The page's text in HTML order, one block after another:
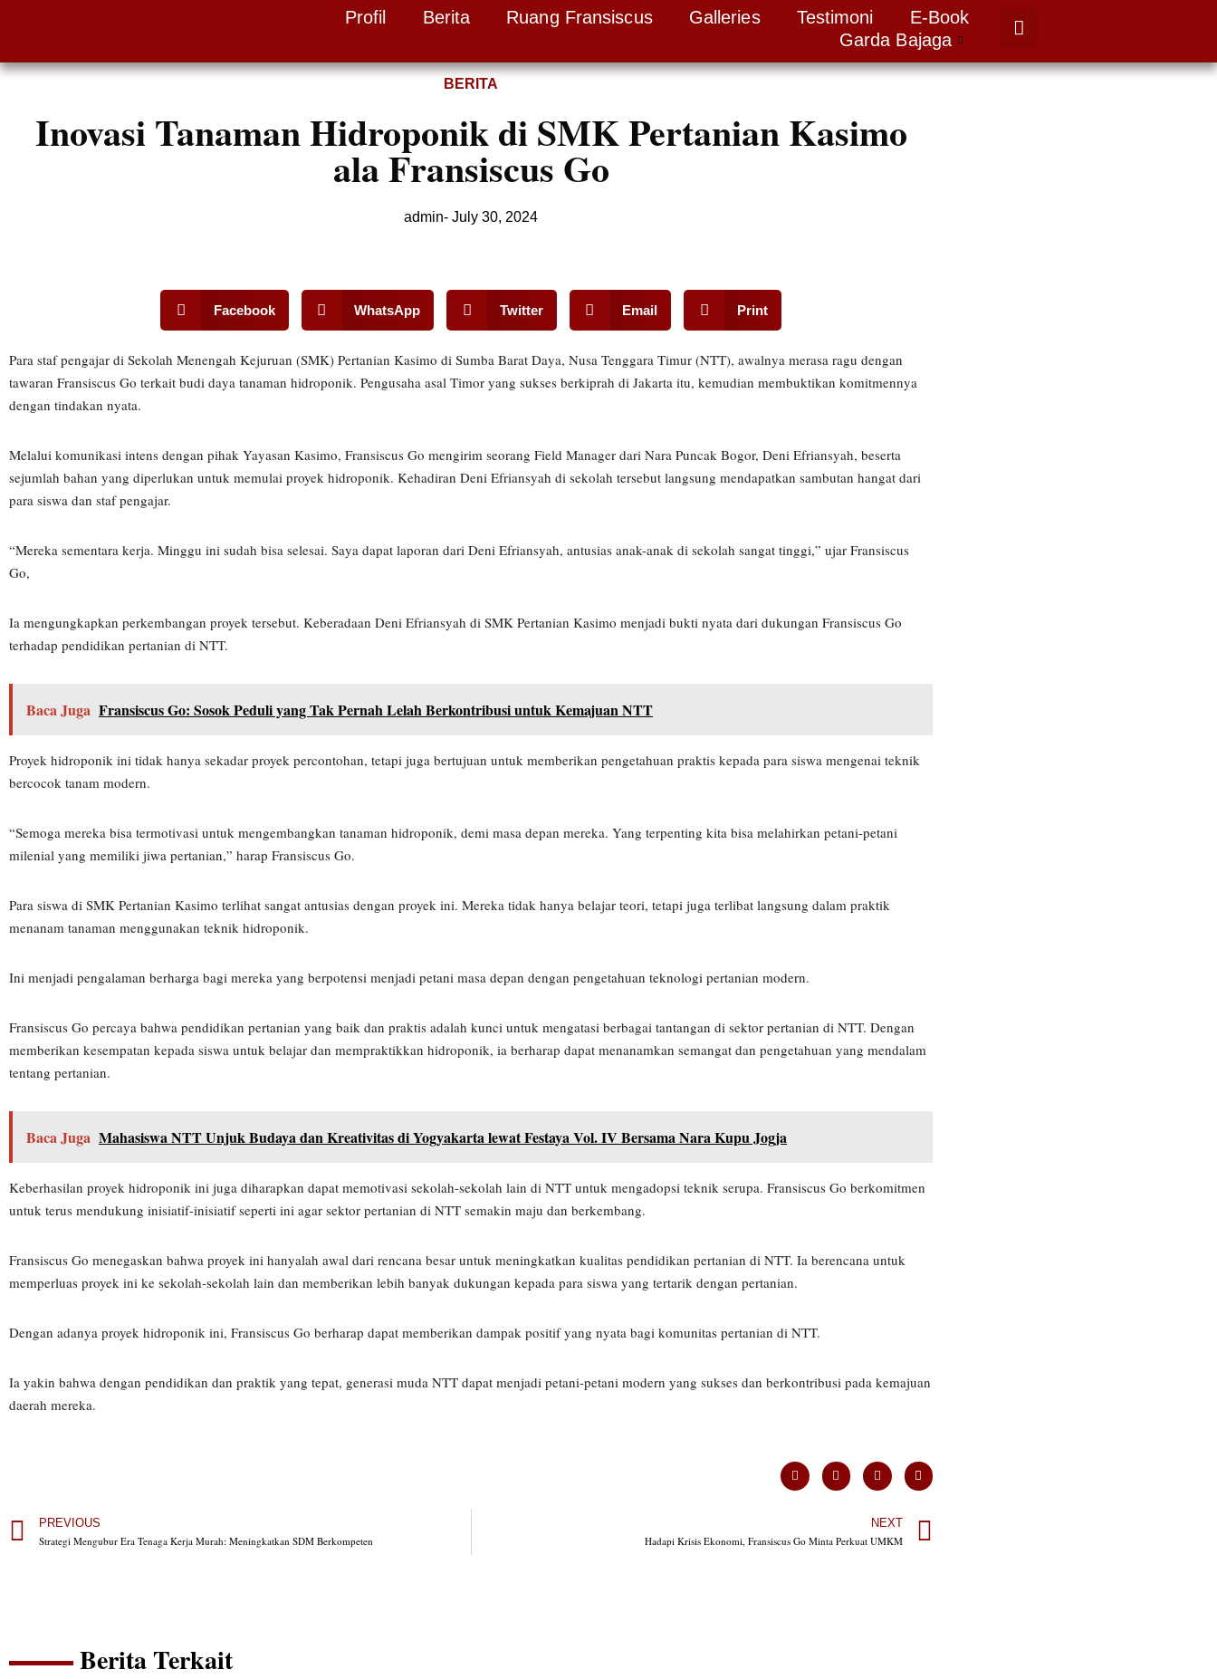
to
Profil Berita Ruang Fransiscus Galleries Testimoni
E-Book
Garda Bajaga
BERITA
Inovasi Tanaman Hidroponik di SMK Pertanian Kasimo
ala Fransiscus Go
admin- July 30, 2024
Facebook WhatsApp Twitter Email Print
Para staf pengajar di Sekolah Menengah Kejuruan (SMK) Pertanian Kasimo di Sumba Barat Daya, Nusa Tenggara Timur (NTT), awalnya merasa ragu dengan
tawaran Fransiscus Go terkait budi daya tanaman hidroponik. Pengusaha asal Timor yang sukses berkiprah di Jakarta itu, kemudian membuktikan komitmennya
dengan tindakan nyata.
Melalui komunikasi intens dengan pihak Yayasan Kasimo, Fransiscus Go mengirim seorang Field Manager dari Nara Puncak Bogor, Deni Efriansyah, beserta
sejumlah bahan yang diperlukan untuk memulai proyek hidroponik. Kehadiran Deni Efriansyah di sekolah tersebut langsung mendapatkan sambutan hangat dari
para siswa dan staf pengajar.
“Mereka sementara kerja. Minggu ini sudah bisa selesai. Saya dapat laporan dari Deni Efriansyah, antusias anak-anak di sekolah sangat tinggi,” ujar Fransiscus
Go,
Ia mengungkapkan perkembangan proyek tersebut. Keberadaan Deni Efriansyah di SMK Pertanian Kasimo menjadi bukti nyata dari dukungan Fransiscus Go
terhadap pendidikan pertanian di NTT.
Baca Juga Fransiscus Go: Sosok Peduli yang Tak Pernah Lelah Berkontribusi untuk Kemajuan NTT
Proyek hidroponik ini tidak hanya sekadar proyek percontohan, tetapi juga bertujuan untuk memberikan pengetahuan praktis kepada para siswa mengenai teknik
bercocok tanam modern.
“Semoga mereka bisa termotivasi untuk mengembangkan tanaman hidroponik, demi masa depan mereka. Yang terpenting kita bisa melahirkan petani-petani
milenial yang memiliki jiwa pertanian,” harap Fransiscus Go.
Para siswa di SMK Pertanian Kasimo terlihat sangat antusias dengan proyek ini. Mereka tidak hanya belajar teori, tetapi juga terlibat langsung dalam praktik
menanam tanaman menggunakan teknik hidroponik.
Ini menjadi pengalaman berharga bagi mereka yang berpotensi menjadi petani masa depan dengan pengetahuan teknologi pertanian modern.
Fransiscus Go percaya bahwa pendidikan pertanian yang baik dan praktis adalah kunci untuk mengatasi berbagai tantangan di sektor pertanian di NTT. Dengan
memberikan kesempatan kepada siswa untuk belajar dan mempraktikkan hidroponik, ia berharap dapat menanamkan semangat dan pengetahuan yang mendalam
tentang pertanian.
Baca Juga Mahasiswa NTT Unjuk Budaya dan Kreativitas di Yogyakarta lewat Festaya Vol. IV Bersama Nara Kupu Jogja
Keberhasilan proyek hidroponik ini juga diharapkan dapat memotivasi sekolah-sekolah lain di NTT untuk mengadopsi teknik serupa. Fransiscus Go berkomitmen
untuk terus mendukung inisiatif-inisiatif seperti ini agar sektor pertanian di NTT semakin maju dan berkembang.
Fransiscus Go menegaskan bahwa proyek ini hanyalah awal dari rencana besar untuk meningkatkan kualitas pendidikan pertanian di NTT. Ia berencana untuk
memperluas proyek ini ke sekolah-sekolah lain dan memberikan lebih banyak dukungan kepada para siswa yang tertarik dengan pertanian.
Dengan adanya proyek hidroponik ini, Fransiscus Go berharap dapat memberikan dampak positif yang nyata bagi komunitas pertanian di NTT.
Ia yakin bahwa dengan pendidikan dan praktik yang tepat, generasi muda NTT dapat menjadi petani-petani modern yang sukses dan berkontribusi pada kemajuan
daerah mereka.
PREVIOUS
Strategi Mengubur Era Tenaga Kerja Murah: Meningkatkan SDM Berkompeten
NEXT
Hadapi Krisis Ekonomi, Fransiscus Go Minta Perkuat UMKM
Berita Terkait